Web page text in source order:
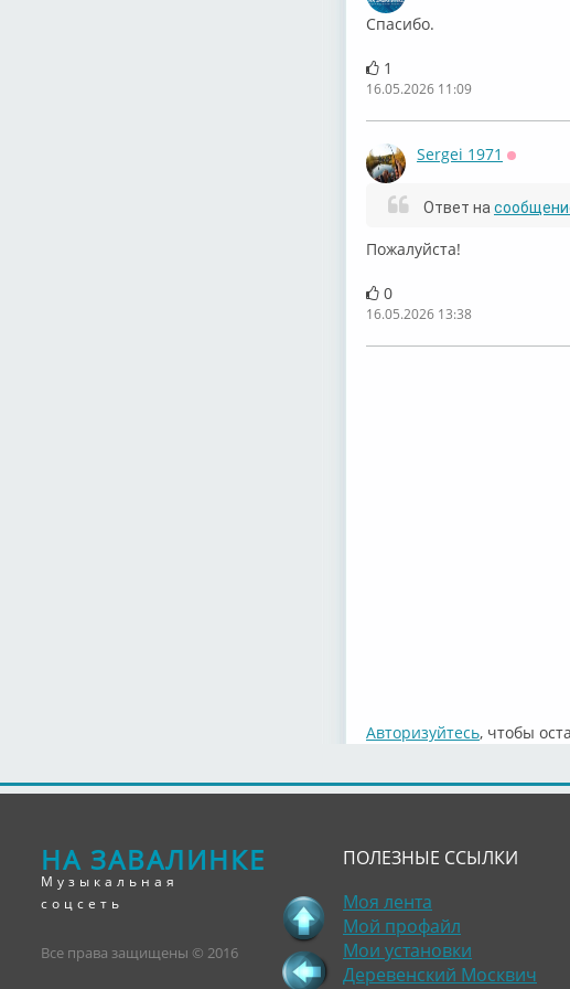
Спасибо.
1
16.05.2026 11:09
Sergei 1971
Ответ на
Пожалуйста!
0
16.05.2026 13:38
Авторизуйтесь, чтобы
НА ЗАВАЛИНКЕ
Музыкальная
соцсеть
Все права защищены © 2016
ПОЛЕЗНЫЕ ССЫЛКИ
Моя лента
Мой профайл
Мои установки
Деревенский Москвич